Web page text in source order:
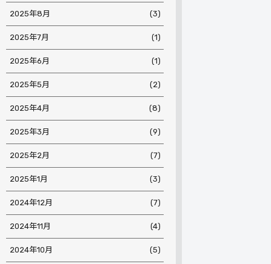
2025年8月 (3)
2025年7月 (1)
2025年6月 (1)
2025年5月 (2)
2025年4月 (8)
2025年3月 (9)
2025年2月 (7)
2025年1月 (3)
2024年12月 (7)
2024年11月 (4)
2024年10月 (5)